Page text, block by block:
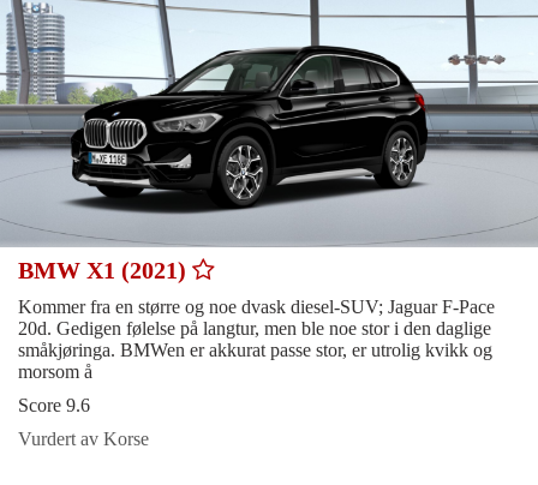
BMW X1 (2021)
Kommer fra en større og noe dvask diesel-SUV; Jaguar F-Pace
20d. Gedigen følelse på langtur, men ble noe stor i den daglige
småkjøringa. BMWen er akkurat passe stor, er utrolig kvikk og
morsom å
Score 9.6
Vurdert av Korse